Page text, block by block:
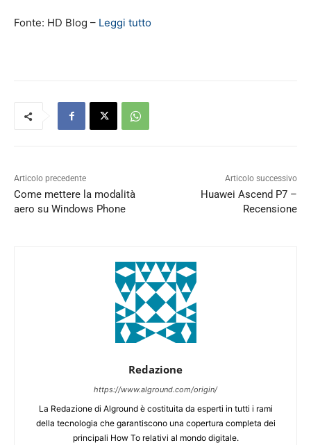
Fonte: HD Blog – Leggi tutto
Articolo precedente
Come mettere la modalità
aero su Windows Phone
Articolo successivo
Huawei Ascend P7 –
Recensione
Redazione
https://www.alground.com/origin/
La Redazione di Alground è costituita da esperti in tutti i rami
della tecnologia che garantiscono una copertura completa dei
principali How To relativi al mondo digitale.